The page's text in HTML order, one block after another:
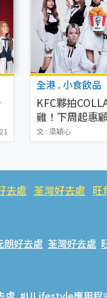
全港 .小食飲品
KFC夥拍
雞！下周起惠
COLLAR海報/
公仔登陸分店
文 : 梁穎心
去處 荃灣好去處 旺
朗好去處 荃灣好去處